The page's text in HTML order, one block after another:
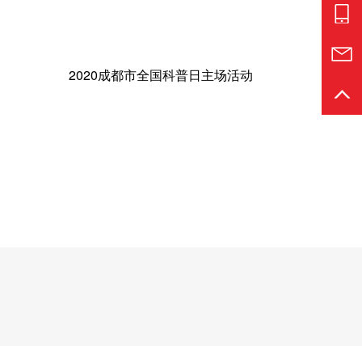
邮箱
返回
2020成都市全国科普日主场活动